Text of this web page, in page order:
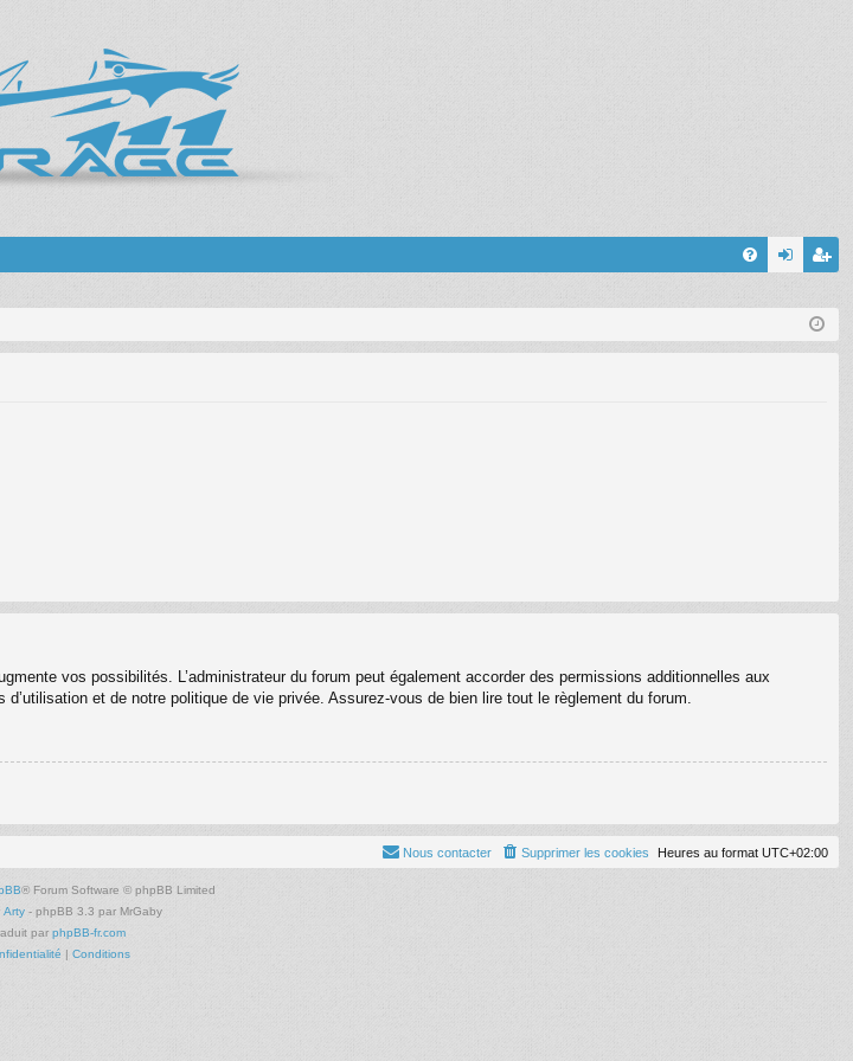
nr
vos possibilités. L’administrateur du forum peut également accorder des permissions additionnelles aux
et de notre politique de vie privée. Assurez-vous de bien lire tout le règlement du forum.
Heures au format UTC+02:00
Supprimer les cookies
Nous contacter
® Forum Software © phpBB Limited
Arty - phpBB 3.3 par MrGaby
par phpBB-fr.com
| Conditions